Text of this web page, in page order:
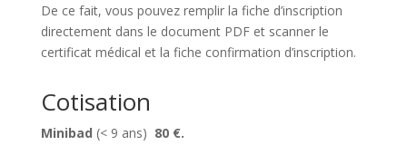
De ce fait, vous pouvez remplir la fiche d’inscription
directement dans le document PDF et scanner le
certificat médical et la fiche confirmation d’inscription.
Cotisation
Minibad (< 9 ans) 80 €.